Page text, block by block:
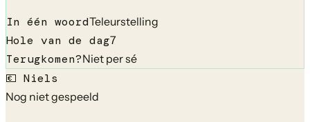
In één woordTeleurstelling
Hole van de dag7
Terugkomen?Niet per sé
💶 Niels
Nog niet gespeeld